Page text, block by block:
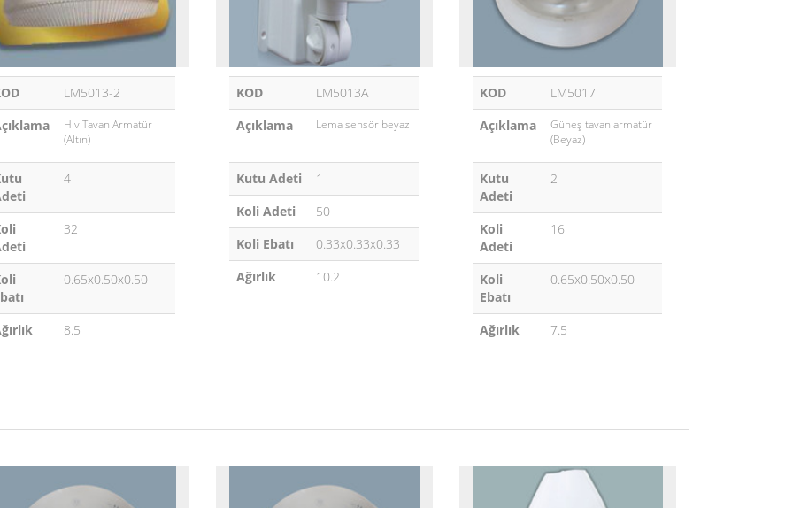
LM5013-2
Hiv Tavan Armatür
(Altın)
4
32
0.65x0.50x0.50
8.5
KOD
LM5013A
Açıklama
Lema sensör beyaz
Kutu Adeti
1
Koli Adeti
50
Koli Ebatı
0.33x0.33x0.33
Ağırlık
10.2
KOD
LM5017
Açıklama
Güneş tavan armatür
(Beyaz)
Kutu
Adeti
2
Koli
Adeti
16
Koli
Ebatı
0.65x0.50x0.50
Ağırlık 7.5